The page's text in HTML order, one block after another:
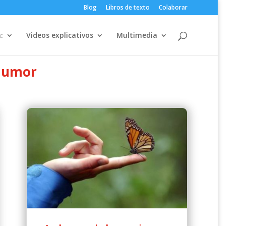
Blog Libros de texto Colaborar
Videos explicativos Multimedia